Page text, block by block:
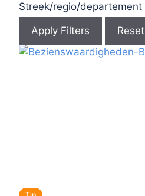
Streek/regio/departement
Apply Filters